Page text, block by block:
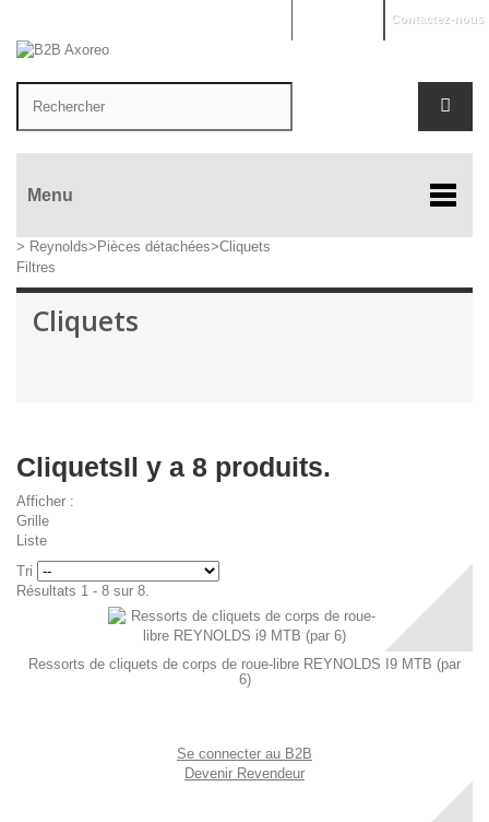
Contactez-nous
Menu
> Reynolds> Pièces détachées>Cliquets
Filtres
Cliquets
CliquetsIl y a 8 produits.
Afficher :
Grille
Liste
Tri
Résultats 1 - 8 sur 8.
Ressorts de cliquets de corps de roue-libre REYNOLDS I9 MTB (par
6)
Se connecter au B2B
Devenir Revendeur